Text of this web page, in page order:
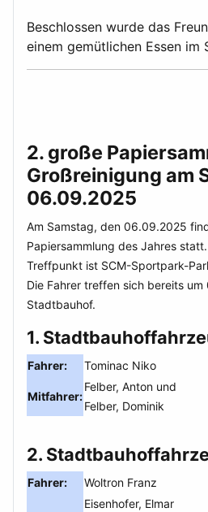
Beschlossen wurde das
einem gemütlichen Essen im
2. große
Großreinigung am
06.09.2025
Am Samstag, den 06.09.2025
Papiersammlung des Jahres statt.
Treffpunkt ist SCM-Sportpark-
Die Fahrer treffen sich bereits um
Stadtbauhof.
1.
Fahrer: Tominac Niko
Mitfahrer:
Felber, Anton und
Felber, Dominik
2.
Fahrer: Woltron Franz
Eisenhofer, Elmar